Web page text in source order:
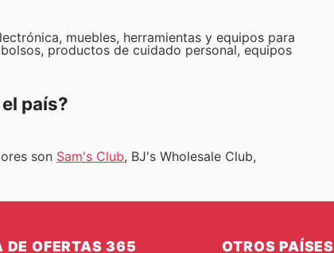
muebles, herramientas y equipos para
productos de cuidado personal, equipos
país?
son Sam's Club, BJ's Wholesale Club,
DE OFERTAS 365 OTROS PAÍSES